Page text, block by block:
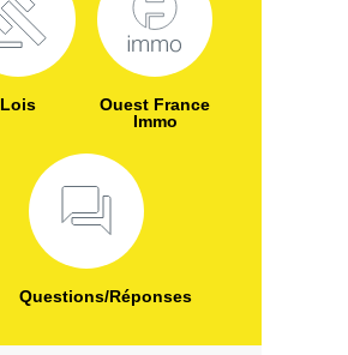
Lois
Ouest France
Immo
Questions/Réponses